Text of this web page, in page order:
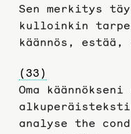
Sen merkitys
kulloinkin
käännös,
(33)
Oma käännökseni
analyse the